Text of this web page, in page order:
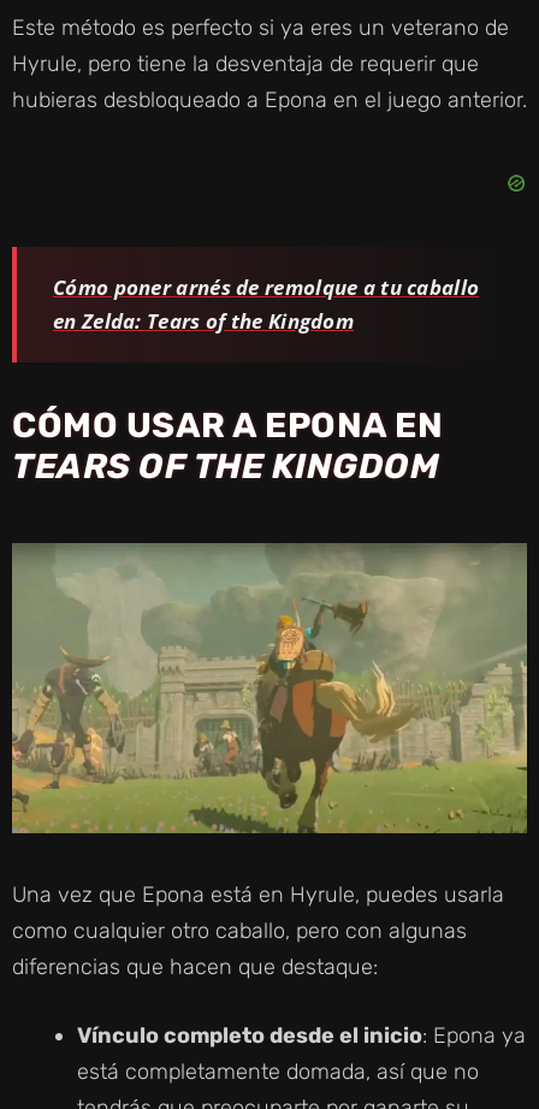
Este método es perfecto si ya eres un veterano de
Hyrule, pero tiene la desventaja de requerir que
hubieras desbloqueado a Epona en el juego anterior.
Cómo poner arnés de remolque a tu caballo
en Zelda: Tears of the Kingdom
CÓMO USAR A EPONA EN
TEARS OF THE KINGDOM
Una vez que Epona está en Hyrule, puedes usarla
como cualquier otro caballo, pero con algunas
diferencias que hacen que destaque:
Vínculo completo desde el inicio: Epona ya
está completamente domada, así que no